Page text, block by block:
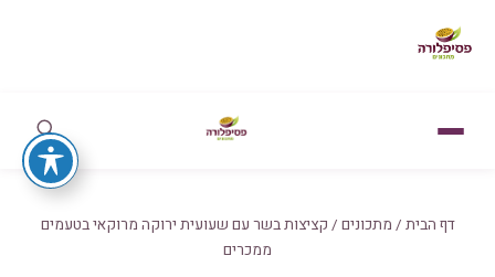
דף הבית / מתכונים / קציצות בשר עם שעועית ירוקה מרוקאי בטעמים
ממכרים